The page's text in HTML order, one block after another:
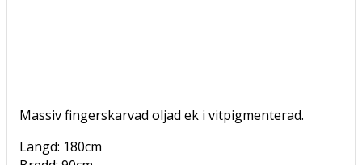
Massiv fingerskarvad oljad ek i vitpigmenterad.
Längd: 180cm